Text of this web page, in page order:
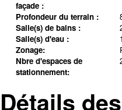
façade :
Profondeur du terrain :
Salle(s) de bains :
Salle(s) d'eau :
1
Zonage:
Nbre d'espaces de
stationnement:
Détails